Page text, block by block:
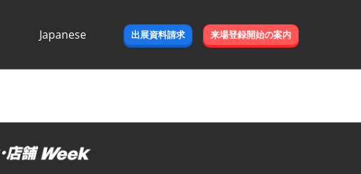
Japanese
出展資料請求 来場登録開始の案内